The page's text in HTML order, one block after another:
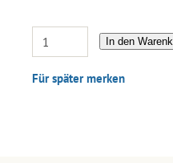
In den
Für später merken